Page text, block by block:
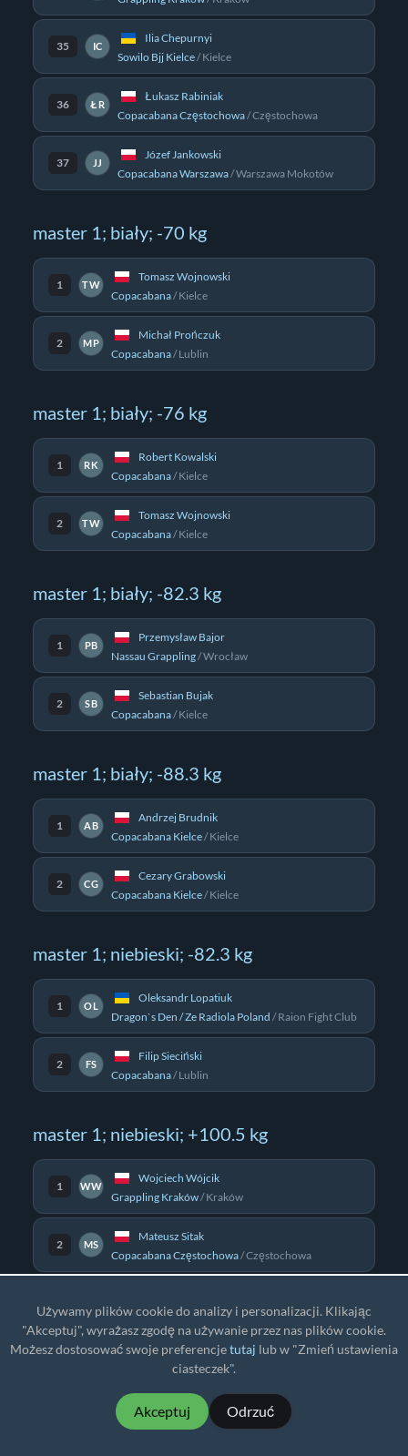
35 IC
Ilia Chepurnyi
Sowilo Bjj Kielce/Kielce
36 ŁR
Łukasz Rabiniak
Copacabana Częstochowa/Częstochowa
37 JJ
Józef Jankowski
Copacabana Warszawa/Warszawa Mokotów
master 1; biały; -70 kg
1 TW
Tomasz Wojnowski
Copacabana/Kielce
2 MP
Michał Prończuk
Copacabana/Lublin
master 1; biały; -76 kg
1 RK
Robert Kowalski
Copacabana/Kielce
2 TW
Tomasz Wojnowski
Copacabana/Kielce
master 1; biały; -82.3 kg
1 PB
Przemysław Bajor
Nassau Grappling/Wrocław
2 SB
Sebastian Bujak
Copacabana/Kielce
master 1; biały; -88.3 kg
1 AB
Andrzej Brudnik
Copacabana Kielce/Kielce
2 CG
Cezary Grabowski
Copacabana Kielce/Kielce
master 1; niebieski; -82.3 kg
1 OL
Oleksandr Lopatiuk
Dragon`s Den / Ze Radiola Poland /Raion Fight Club
2 FS
Filip Sieciński
Copacabana/Lublin
master 1; niebieski; +100.5 kg
1 WW
Wojciech Wójcik
Grappling Kraków/Kraków
2 MS
Mateusz Sitak
Copacabana Częstochowa/Częstochowa
Copacabana /Kielce
Rafał Goździewski
/Lublin
master 1; purpurowy; -76 kg
Używamy plików cookie do analizy i personalizacji. Klikając
"Akceptuj", wyrażasz zgodę na używanie przez nas plików cookie.
Możesz dostosować swoje preferencjetutaj lub w "Zmień ustawienia
ciasteczek".
Akceptuj Odrzuć